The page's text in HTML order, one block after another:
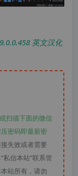
英文汉化
扫描下面的微信
密码即最新密
失效或者需要
私信本站”联系管
站所有，请勿